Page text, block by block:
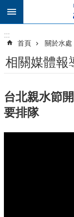
跳到主要內容區塊
:::
首頁 關於水處
相關媒體報
台北親水節
要排隊